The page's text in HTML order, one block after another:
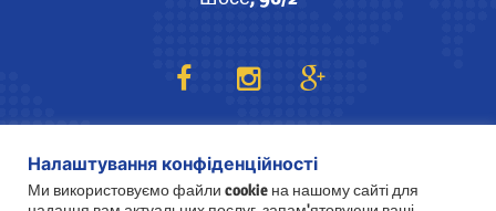
Налаштування конфіденційності
Ми використовуємо файли cookie на нашому сайті для